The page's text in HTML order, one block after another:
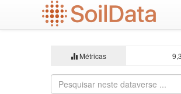
Métricas